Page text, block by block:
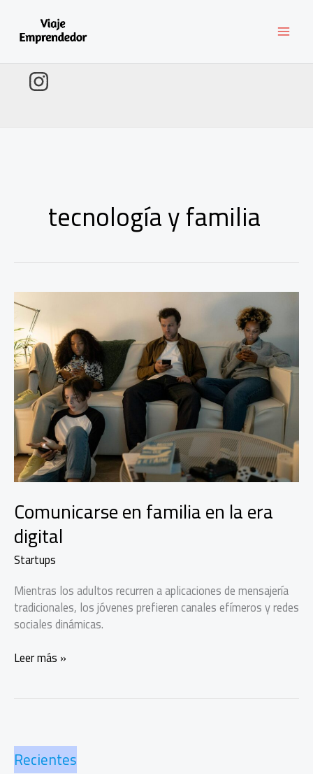
contenido
tecnología y familia
Comunicarse en familia en la era
digital
Startups
Mientras los adultos recurren a aplicaciones de mensajería
tradicionales, los jóvenes prefieren canales efímeros y redes
sociales dinámicas.
Comunicarse
era
digital
Leer más »
Recientes